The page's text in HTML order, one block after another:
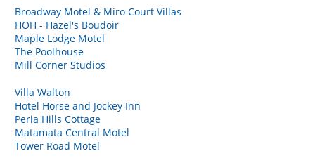
Broadway Motel & Miro Court Villas
HOH - Hazel's Boudoir
Maple Lodge Motel
The Poolhouse
Mill Corner Studios
Villa Walton
Hotel Horse and Jockey Inn
Peria Hills Cottage
Matamata Central Motel
Tower Road Motel